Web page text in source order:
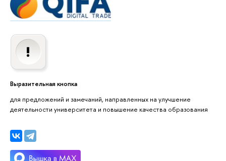
Выразительная кнопка
для предложений и замечаний, направленных на улучшение
деятельности университета и повышение качества образования